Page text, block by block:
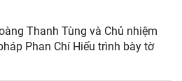
Thanh Tùng và Chủ nhiệm
Phan Chí Hiếu trình bày tờ